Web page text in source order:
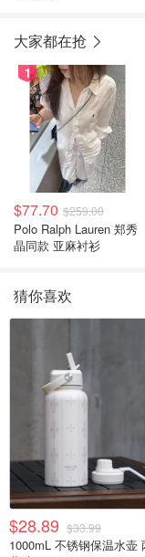
大家都在抢
1
$77.70 $259.00
Polo Ralph Lauren 郑秀
晶同款 亚麻衬衫
猜你喜欢
$28.89 $33.99
1000mL 不锈钢保温水壶